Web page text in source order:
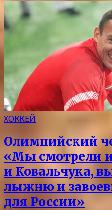
ХОККЕЙ
Олимпийский
«Мы смотрели
и Ковальчука,
лыжню и
для России»